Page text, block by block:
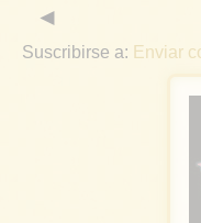
◄
Suscribirse a: Enviar